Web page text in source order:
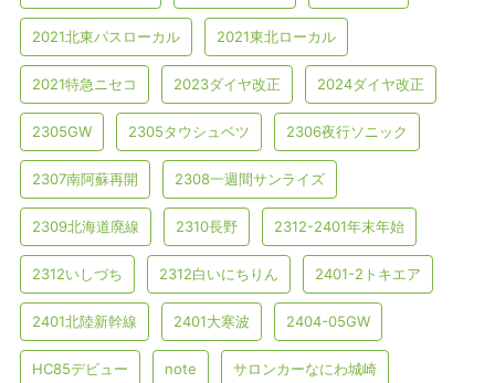
2021北東パスローカル 2021東北ローカル
2021特急ニセコ 2023ダイヤ改正 2024ダイヤ改正
2305GW 2305タウシュベツ 2306夜行ソニック
2307南阿蘇再開 2308一週間サンライズ
2309北海道廃線 2310長野 2312-2401年末年始
2312いしづち 2312白いにちりん 2401-2トキエア
2401北陸新幹線 2401大寒波 2404-05GW
HC85デビュー note サロンカーなにわ城崎